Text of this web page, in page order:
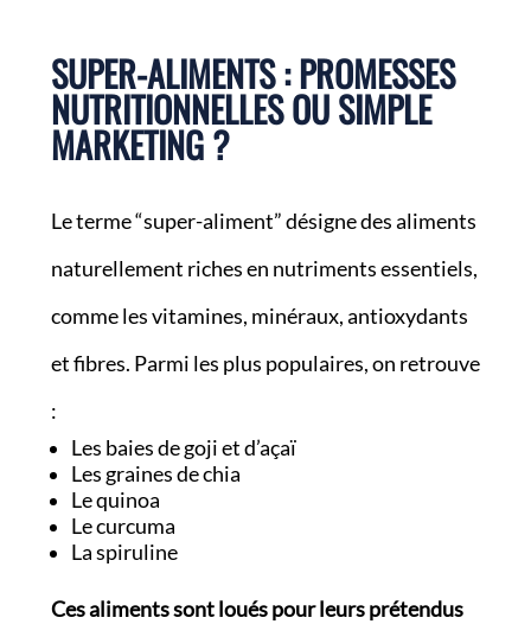
SUPER-ALIMENTS : PROMESSES
NUTRITIONNELLES OU SIMPLE
MARKETING ?
Le terme “super-aliment” désigne des aliments
naturellement riches en nutriments essentiels,
comme les vitamines, minéraux, antioxydants
et fibres. Parmi les plus populaires, on retrouve
:
Les baies de goji et d’açaï
Les graines de chia
Le quinoa
Le curcuma
La spiruline
Ces aliments sont loués pour leurs prétendus